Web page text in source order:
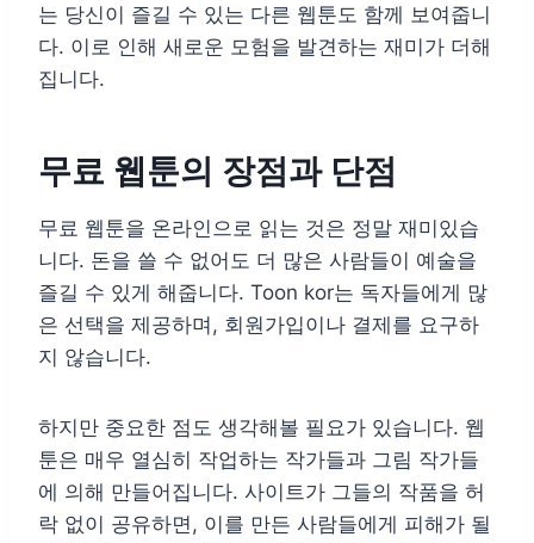
는 당신이 즐길 수 있는 다른 웹툰도 함께 보여줍니
다. 이로 인해 새로운 모험을 발견하는 재미가 더해
집니다.
무료 웹툰의 장점과 단점
무료 웹툰을 온라인으로 읽는 것은 정말 재미있습
니다. 돈을 쓸 수 없어도 더 많은 사람들이 예술을
즐길 수 있게 해줍니다. Toon kor는 독자들에게 많
은 선택을 제공하며, 회원가입이나 결제를 요구하
지 않습니다.
하지만 중요한 점도 생각해볼 필요가 있습니다. 웹
툰은 매우 열심히 작업하는 작가들과 그림 작가들
에 의해 만들어집니다. 사이트가 그들의 작품을 허
락 없이 공유하면, 이를 만든 사람들에게 피해가 될